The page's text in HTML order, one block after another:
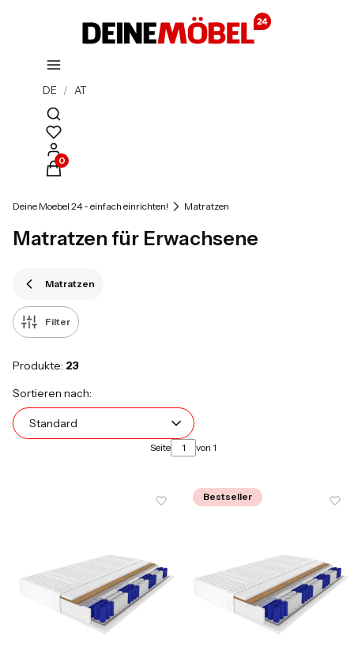
DE / AT
Suchmaschine öffnen
Produkte im Warenkorb: 0. Details anzeigen
Deine Moebel 24 - einfach einrichten! Matratzen
Matratzen für Erwachsene
Matratzen
Filter
Produkte: 23
Produktliste
Sortieren nach:
Standard
Seite von 1
Bestseller